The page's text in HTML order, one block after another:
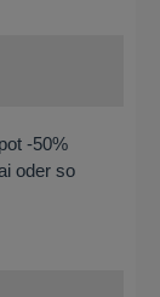
-50%
oder so